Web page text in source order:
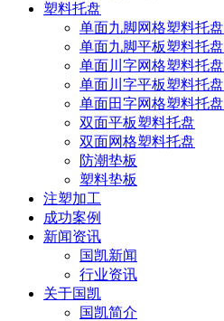
塑料托盘
单面九脚网格塑料托盘
单面九脚平板塑料托盘
单面川字网格塑料托盘
单面川字平板塑料托盘
单面田字网格塑料托盘
双面平板塑料托盘
双面网格塑料托盘
防潮垫板
塑料垫板
注塑加工
成功案例
新闻资讯
国凯新闻
行业资讯
关于国凯
国凯简介